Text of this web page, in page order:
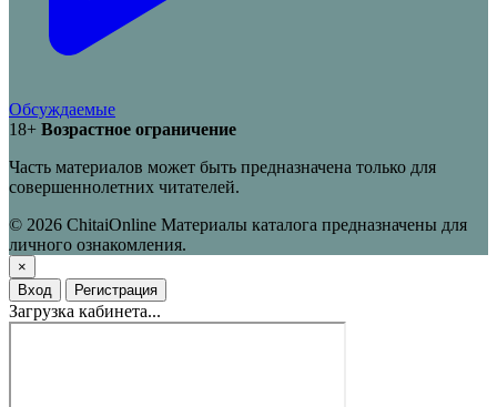
Обсуждаемые
18+ Возрастное ограничение
Часть материалов может быть предназначена только для
совершеннолетних читателей.
© 2026 ChitaiOnline Материалы каталога предназначены для
личного ознакомления.
×
Вход
Регистрация
Загрузка кабинета...